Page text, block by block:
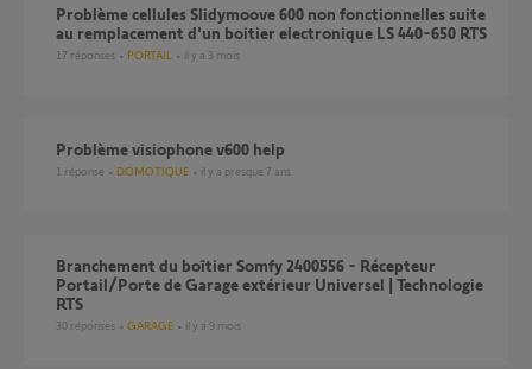
Problème cellules Slidymoove 600 non fonctionnelles suite
au remplacement d'un boitier electronique LS 440-650 RTS
17 réponses PORTAIL il y a 3 mois
problème visiophone v600 help
1 réponse DOMOTIQUE il y a presque 7 ans
Branchement du boîtier Somfy 2400556 - Récepteur
Portail/Porte de Garage extérieur Universel | Technologie
RTS
30 réponses GARAGE il y a 9 mois